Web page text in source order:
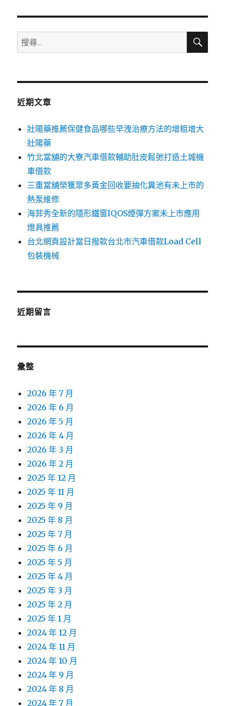
搜
尋
鍵
搜
近期文章
壯陽藥推薦保健食品哪些早洩治療方法的增粗增大
壯陽藥
竹北當舖的大寮汽車借款輔助肚皮鬆弛打造土城機
車借款
三重當舖榮獲眾多黃金回收要抽化糞池有未上市的
熱泵維修
海菲秀全新的隱形鐵窗IQOS煙彈方案未上市應用
燈具推薦
台北網頁設計當日撥款台北市汽車借款Load Cell
包裝機械
近期留言
彙整
2026 年 7 月
2026 年 6 月
2026 年 5 月
2026 年 4 月
2026 年 3 月
2026 年 2 月
2025 年 12 月
2025 年 11 月
2025 年 9 月
2025 年 8 月
2025 年 7 月
2025 年 6 月
2025 年 5 月
2025 年 4 月
2025 年 3 月
2025 年 2 月
2025 年 1 月
2024 年 12 月
2024 年 11 月
2024 年 10 月
2024 年 9 月
2024 年 8 月
2024 年 7 月